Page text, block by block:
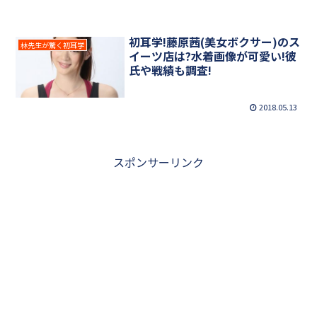
林先生が驚く初耳学
初耳学!藤原茜(美女ボクサー)のス
イーツ店は?水着画像が可愛い!彼
氏や戦績も調査!
2018.05.13
スポンサーリンク